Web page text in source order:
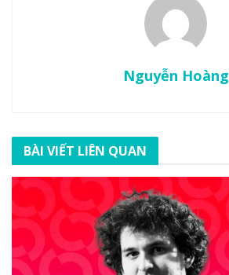
Nguyễn Hoàng
BÀI VIẾT LIÊN QUAN